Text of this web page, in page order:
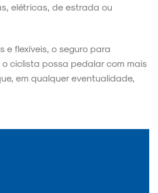
elétricas, de estrada ou
e flexíveis, o seguro para
ciclista possa pedalar com mais
em qualquer eventualidade,